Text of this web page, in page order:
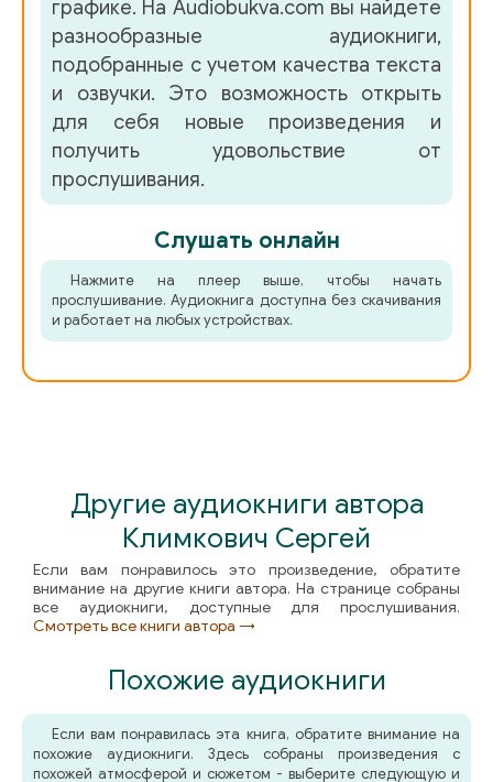
049
050
051
053
055
056
062
063
065
066
графике. На Audiobukva.com вы найдете
разнообразные аудиокниги,
подобранные с учетом качества текста
и озвучки. Это возможность открыть
для себя новые произведения и
получить удовольствие от
прослушивания.
Слушать онлайн
Нажмите на плеер выше, чтобы начать
прослушивание. Аудиокнига доступна без скачивания
и работает на любых устройствах.
Другие аудиокниги автора
Климкович Сергей
Если вам понравилось это произведение, обратите
внимание на другие книги автора. На странице собраны
все аудиокниги, доступные для прослушивания.
Смотреть все книги автора →
Похожие аудиокниги
Если вам понравилась эта книга, обратите внимание на
похожие аудиокниги. Здесь собраны произведения с
похожей атмосферой и сюжетом - выберите следующую и